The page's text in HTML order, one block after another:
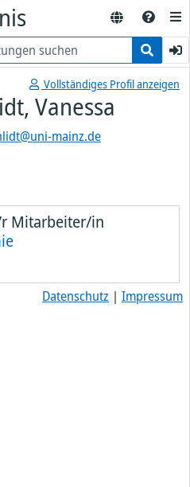
Vollständiges Profil anzeigen
Vanessa
mainz.de
Mitarbeiter/in
Datenschutz | Impressum